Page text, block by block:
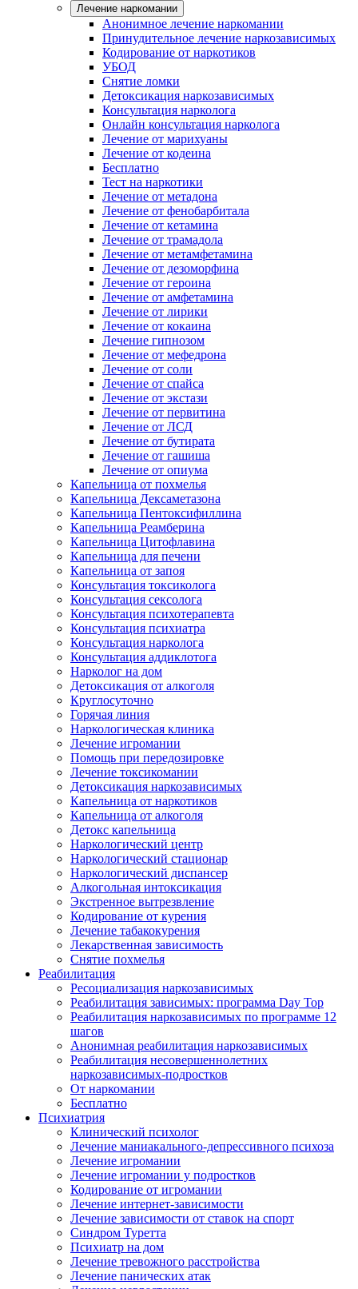
Лечение наркомании
Анонимное лечение наркомании
Принудительное лечение наркозависимых
Кодирование от наркотиков
УБОД
Снятие ломки
Детоксикация наркозависимых
Консультация нарколога
Онлайн консультация нарколога
Лечение от марихуаны
Лечение от кодеина
Бесплатно
Тест на наркотики
Лечение от метадона
Лечение от фенобарбитала
Лечение от кетамина
Лечение от трамадола
Лечение от метамфетамина
Лечение от дезоморфина
Лечение от героина
Лечение от амфетамина
Лечение от лирики
Лечение от кокаина
Лечение гипнозом
Лечение от мефедрона
Лечение от соли
Лечение от спайса
Лечение от экстази
Лечение от первитина
Лечение от ЛСД
Лечение от бутирата
Лечение от гашиша
Лечение от опиума
Капельница от похмелья
Капельница Дексаметазона
Капельница Пентоксифиллина
Капельница Реамберина
Капельница Цитофлавина
Капельница для печени
Капельница от запоя
Консультация токсиколога
Консультация сексолога
Консультация психотерапевта
Консультация психиатра
Консультация нарколога
Консультация аддиклотога
Нарколог на дом
Детоксикация от алкоголя
Круглосуточно
Горячая линия
Наркологическая клиника
Лечение игромании
Помощь при передозировке
Лечение токсикомании
Детоксикация наркозависимых
Капельница от наркотиков
Капельница от алкоголя
Детокс капельница
Наркологический центр
Наркологический стационар
Наркологический диспансер
Алкогольная интоксикация
Экстренное вытрезвление
Кодирование от курения
Лечение табакокурения
Лекарственная зависимость
Снятие похмелья
Реабилитация
Ресоциализация наркозависимых
Реабилитация зависимых: программа Day Top
Реабилитация наркозависимых по программе 12
шагов
Анонимная реабилитация наркозависимых
Реабилитация несовершеннолетних
наркозависимых-подростков
От наркомании
Бесплатно
Психиатрия
Клинический психолог
Лечение маниакального-депрессивного психоза
Лечение игромании
Лечение игромании у подростков
Кодирование от игромании
Лечение интернет-зависимости
Лечение зависимости от ставок на спорт
Синдром Туретта
Психиатр на дом
Лечение тревожного расстройства
Лечение панических атак